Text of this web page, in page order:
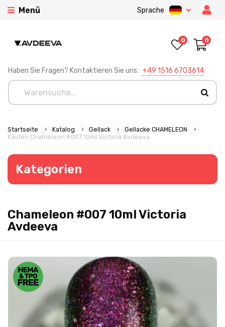
Menü Sprache
Haben Sie Fragen? Kontaktieren Sie uns: +49 1516 6703614
0 0
Startseite Katalog Gellack
Gellacke CHAMELEON
Kaufen Chameleon #007 10ml Victoria Avdeeva
Kategorien
Chameleon #007 10ml Victoria
Avdeeva